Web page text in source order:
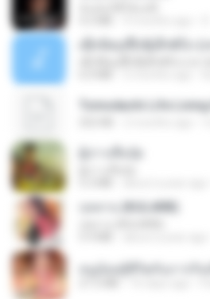
กุหลาบ (KULARB)
หนูน้อยสู้ชีวิตกับภารกิจ